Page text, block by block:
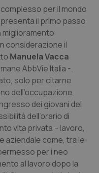
per il mondo
il primo passo
miglioramento
considerazione il
Manuela Vacca
AbbVie Italia -.
solo per citarne
dell’occupazione,
dei giovani del
dell’orario di
vita privata – lavoro,
aziendale come, tra le
per i neo
al lavoro dopo la